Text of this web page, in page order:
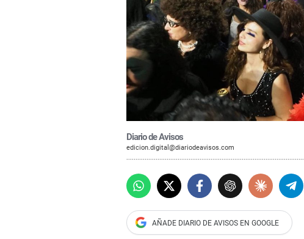
Diario de Avisos
edicion.digital@diariodeavisos.com